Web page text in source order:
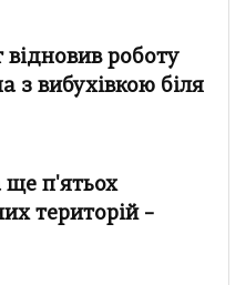
роботу
з вибухівкою біля
ще п'ятьох
територій –